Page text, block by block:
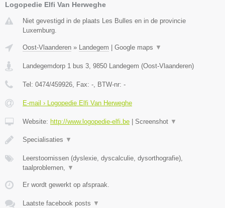
Logopedie Elfi Van Herweghe
Niet gevestigd in de plaats Les Bulles en in de provincie
Luxemburg.
Oost-Vlaanderen » Landegem Google maps ▼
Landegemdorp 1 bus 3, 9850 Landegem (Oost-Vlaanderen)
Tel: 0474/459926, Fax: -, BTW-nr: -
E-mail › Logopedie Elfi Van Herweghe
Website: http://www.logopedie-elfi.be Screenshot ▼
​Specialisaties ▼
Leerstoornissen (dyslexie, dyscalculie, dysorthografie),
taalproblemen, ▼
Er wordt gewerkt op afspraak.
Laatste facebook posts ▼